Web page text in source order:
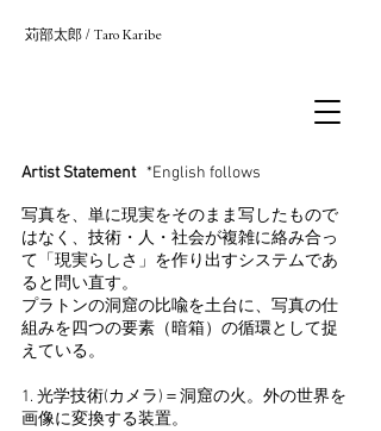
苅部太郎 / Taro Karibe
Artist Statement *English follows
写真を、単に現実をそのまま写したもので
はなく、技術・人・社会が複雑に絡み合っ
て「現実らしさ」を作り出すシステムであ
ると問い直す。
プラトンの洞窟の比喩を土台に、写真の仕
組みを四つの要素（暗箱）の循環として捉
えている。
1. 光学技術(カメラ)＝洞窟の火。外の世界を
画像に変換する装置。